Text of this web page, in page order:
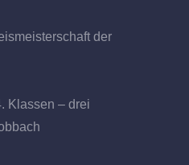
der
Klassen – drei